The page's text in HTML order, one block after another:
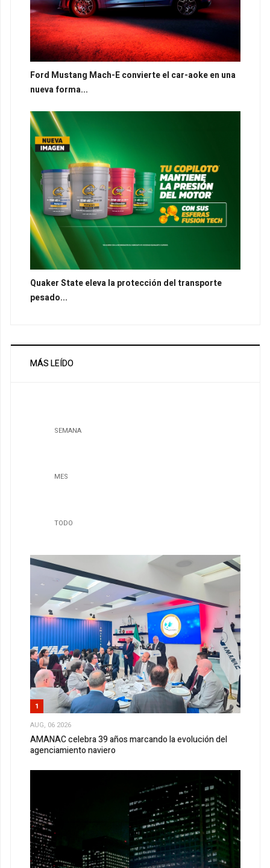
Ford Mustang Mach-E convierte el car-aoke en una
nueva forma...
Quaker State eleva la protección del transporte
pesado...
MÁS LEÍDO
SEMANA
MES
TODO
1
AUG, 06 2026
AMANAC celebra 39 años marcando la evolución del
agenciamiento naviero